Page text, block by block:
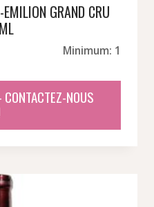
GRAND CRU
:
€.
Minimum: 1
NOUS